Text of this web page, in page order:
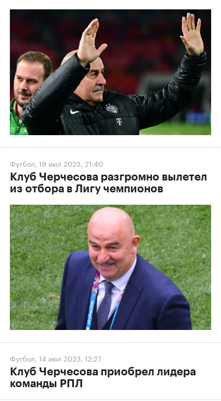
Футбол, 19 июл 2023, 21:40
Клуб Черчесова разгромно вылетел
из отбора в Лигу чемпионов
Футбол, 14 июл 2023, 12:27
Клуб Черчесова приобрел лидера
команды РПЛ